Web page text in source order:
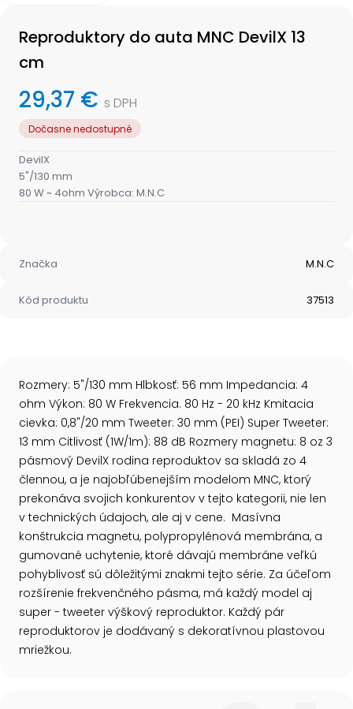
Reproduktory do auta MNC DevilX 13
cm
29,37 € s DPH
Dočasne nedostupné
DevilX
5"/130 mm
80 W ~ 4ohm Výrobca: M.N.C
Značka M.N.C
Kód produktu 37513
Rozmery: 5"/130 mm Hlbkosť: 56 mm Impedancia: 4
ohm Výkon: 80 W Frekvencia. 80 Hz - 20 kHz Kmitacia
cievka: 0,8"/20 mm Tweeter: 30 mm (PEI) Super Tweeter:
13 mm Citlivosť (1W/1m): 88 dB Rozmery magnetu: 8 oz 3
pásmový DevilX rodina reproduktov sa skladá zo 4
člennou, a je najobľúbenejším modelom MNC, ktorý
prekonáva svojich konkurentov v tejto kategorii, nie len
v technických údajoch, ale aj v cene. Masívna
konštrukcia magnetu, polypropylénová membrána, a
gumované uchytenie, ktoré dávajú membráne veľkú
pohyblivosť sú dôležitými znakmi tejto série. Za účeľom
rozšírenie frekvenčného pásma, má každý model aj
super - tweeter výškový reproduktor. Každý pár
reproduktorov je dodávaný s dekoratívnou plastovou
mriežkou.